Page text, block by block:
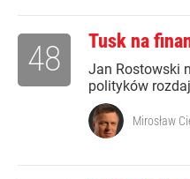
Tusk na
Jan Rostowski
polityków
48
Mirosław